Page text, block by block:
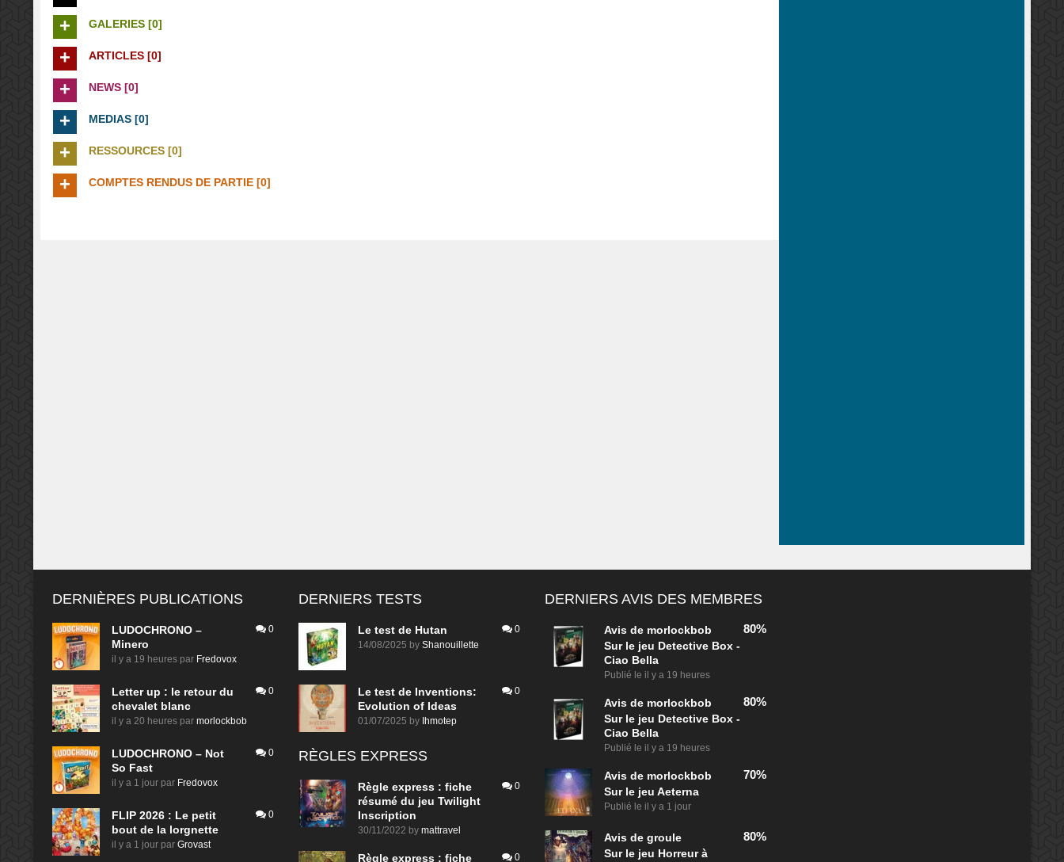
GALERIES [0]
ARTICLES [0]
NEWS [0]
MEDIAS [0]
RESSOURCES [0]
COMPTES RENDUS DE PARTIE [0]
DERNIÈRES PUBLICATIONS
LUDOCHRONO –
Minero
il y a 19 heures par Fredovox
0
Letter up : le retour du
chevalet blanc
il y a 20 heures par morlockbob
0
LUDOCHRONO – Not
So Fast
il y a 1 jour par Fredovox
0
FLIP 2026 : Le petit
bout de la lorgnette
il y a 1 jour par Grovast
0
DERNIERS TESTS
Le test de Hutan
14/08/2025 by Shanouillette
0
Le test de Inventions:
Evolution of Ideas
01/07/2025 by Ihmotep
0
RÈGLES EXPRESS
Règle express : fiche
résumé du jeu Twilight
Inscription
30/11/2022 by mattravel
0
Règle express : fiche 0
DERNIERS AVIS DES MEMBRES
Avis de morlockbob
Sur le jeu Detective Box -
Ciao Bella
Publié le il y a 19 heures
80%
Avis de morlockbob
Sur le jeu Detective Box -
Ciao Bella
Publié le il y a 19 heures
80%
Avis de morlockbob
Sur le jeu Aeterna
Publié le il y a 1 jour
70%
Avis de groule
Sur le jeu Horreur à
80%